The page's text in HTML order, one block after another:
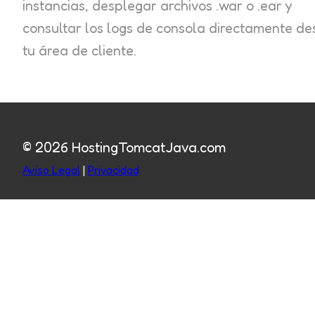
instancias, desplegar archivos .war o .ear y
consultar los logs de consola directamente
tu área de cliente.
© 2026 HostingTomcatJava.com
Aviso Legal | Privacidad